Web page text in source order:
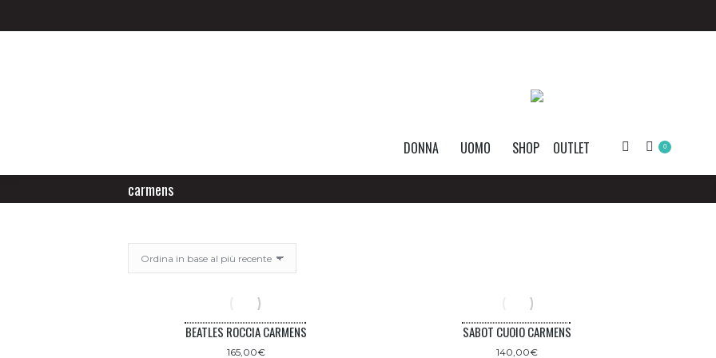
DONNA UOMO SHOP OUTLET Search: 0
carmens
BEATLES ROCCIA CARMENS
165,00€
SABOT CUOIO CARMENS
140,00€